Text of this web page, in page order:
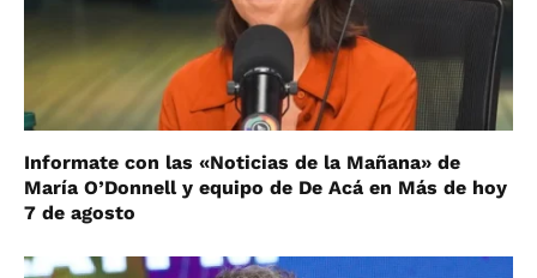
Informate con las «Noticias de la Mañana» de
María O’Donnell y equipo de De Acá en Más de hoy
7 de agosto